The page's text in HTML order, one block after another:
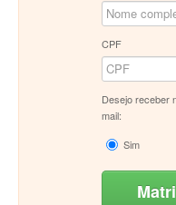
CPF
Desejo receber
mail:
Sim